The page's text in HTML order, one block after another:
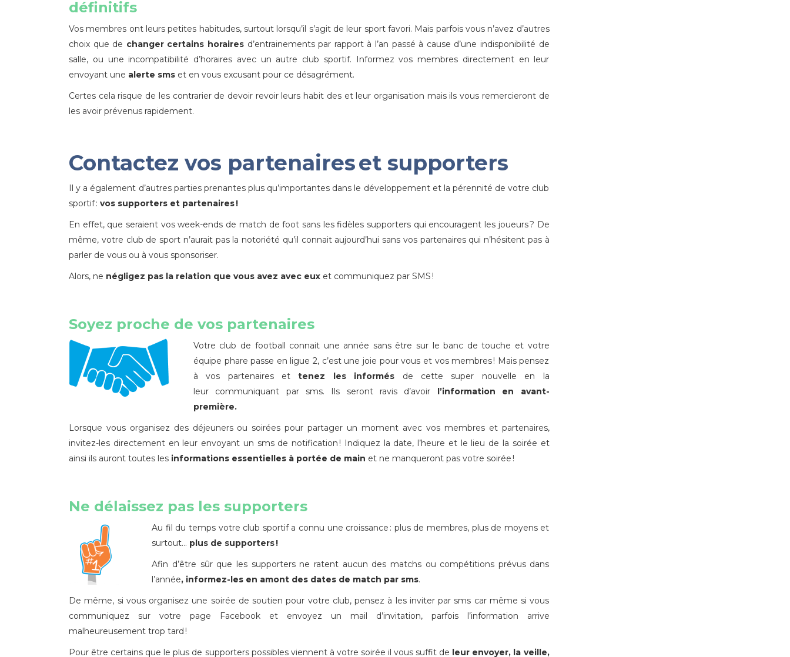
définitifs
Vos membres ont leurs petites habitudes, surtout lorsqu’il s’agit de leur sport favori. Mais parfois vous n’avez d’autres
choix que de changer certains horairesd’entrainements par rapport à l’an passé à cause d’une indisponibilité de
salle, ou une incompatibilité d’horaires avec un autre club sportif. Informez vos membres directement en leur
envoyant une alerte sms et en vous excusant pour ce désagrément.
Certes cela risque de les contrarier de devoir revoir leurs habit des et leur organisation mais ils vous remercieront de
les avoir prévenus rapidement.
Contactez vos partenaires et supporters
Il y a également d’autres parties prenantes plus qu’importantes dans le développement et la pérennité de votre club
sportif : vos supporters et partenaires !
En effet, que seraient vos week-ends de match de foot sans les fidèles supporters qui encouragent les joueurs ? De
même, votre club de sport n’aurait pas la notoriété qu’il connait aujourd’hui sans vos partenaires qui n’hésitent pas à
parler de vous ou à vous sponsoriser.
Alors, ne négligez pas la relation que vous avez avec eux et communiquez par SMS !
Soyez proche de vos partenaires
Votre club de football connait une année sans être sur le banc de touche et votre
équipe phare passe en ligue 2, c’est une joie pour vous et vos membres ! Mais pensez
à vos partenaires ettenez les informés de cette super nouvelle en la
leur communiquant par sms. Ils seront ravis d’avoir l’information en avant-
première.
Lorsque vous organisez des déjeuners ou soirées pour partager un moment avec vos membres et partenaires,
invitez-les directement en leur envoyant un sms de notification ! Indiquez la date, l’heure et le lieu de la soirée et
ainsi ils auront toutes les informations essentielles à portée de main et ne manqueront pas votre soirée !
Ne délaissez pas les supporters
Au fil du temps votre club sportif a connu une croissance : plus de membres, plus de moyens et
surtout… plus de supporters !
Afin d’être sûr que les supporters ne ratent aucun des matchs ou compétitions prévus dans
l’année, informez-les en amont des dates de match par sms.
De même, si vous organisez une soirée de soutien pour votre club, pensez à les inviter par sms car même si vous
communiquez sur votre page Facebook et envoyez un mail d’invitation, parfois l’information arrive
malheureusement trop tard !
Pour être certains que le plus de supporters possibles viennent à votre soirée il vous suffit de leur envoyer, la veille,